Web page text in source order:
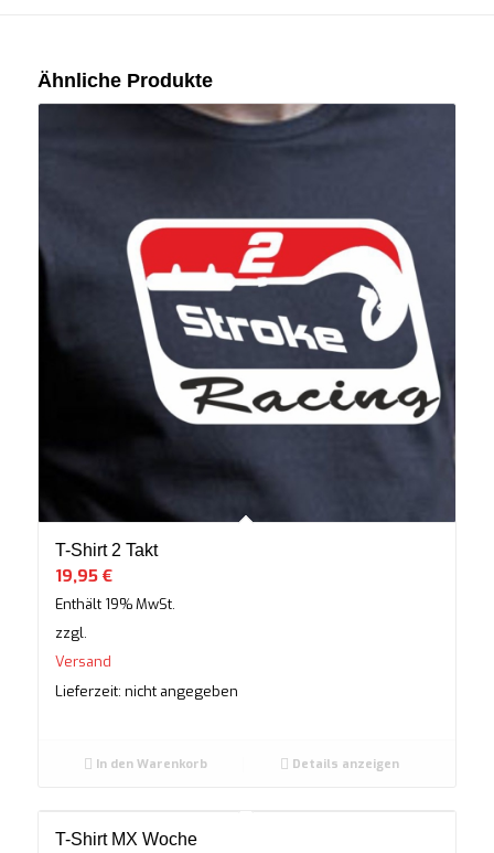
Ähnliche Produkte
T-Shirt 2 Takt
19,95 €
Enthält 19% MwSt.
zzgl.
Versand
Lieferzeit: nicht angegeben
In den Warenkorb Details anzeigen
T-Shirt MX Woche